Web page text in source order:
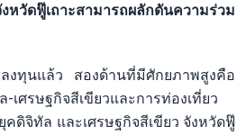
หวัดฟู๊เถาะสามารถผลักดันความร่วม
งทุนแล้ว สองด้านที่มีศักยภาพสูงคือ
เศรษฐกิจสีเขียวและการท่องเที่ยว
ดิจิทัล และเศรษฐกิจสีเขียว จังหวัดฟู๊